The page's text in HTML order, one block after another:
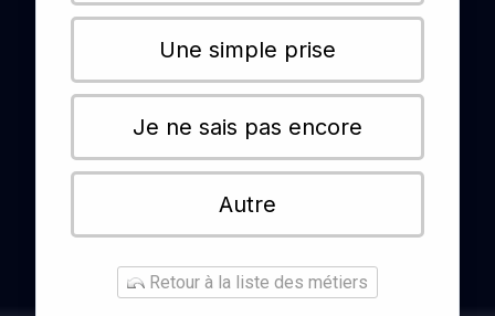
Une simple prise
Je ne sais pas encore
Autre
Retour à la liste des métiers